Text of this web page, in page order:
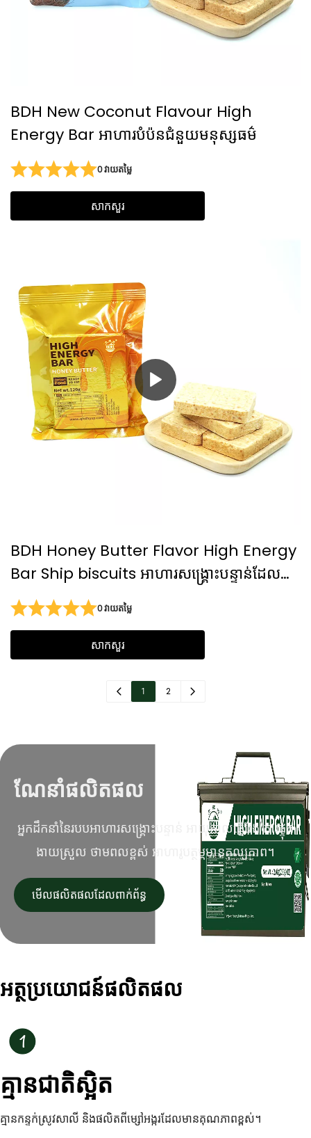
BDH New Coconut Flavour High
Energy Bar អាហារបំប៉នជំនួយមនុស្សធម៌
0 វាយតម្លៃ
សាកសួរ
BDH Honey Butter Flavor High Energy
Bar Ship biscuits អាហារសង្គ្រោះបន្ទាន់ដែល
ទទួលស្គាល់ដោយ EAC
0 វាយតម្លៃ
សាកសួរ
1 2
ណែនាំផលិតផល
អ្នកដឹកនាំនៃរបបអាហារសង្គ្រោះបន្ទាន់ អាយុកាលធ្នើវែង ការផ្ទុក
ងាយស្រួល ថាមពលខ្ពស់ អាហារូបត្ថម្ភមានតុល្យភាព។
មើលផលិតផលដែលពាក់ព័ន្ធ
អត្ថប្រយោជន៍ផលិតផល
គ្មានជាតិស្អិត
គ្មានកន្ទក់ស្រូវសាលី និងផលិតពីម្សៅអង្ករដែលមានគុណភាពខ្ពស់។